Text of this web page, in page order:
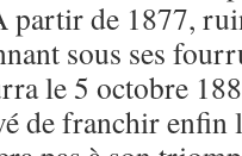
partir de 1877,
sous ses
le 5 octobre
de franchir enfin